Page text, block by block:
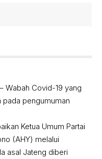
– Wabah Covid-19 yang
pada pengumuman
Ketua Umum Partai
(AHY) melalui
asal Jateng diberi